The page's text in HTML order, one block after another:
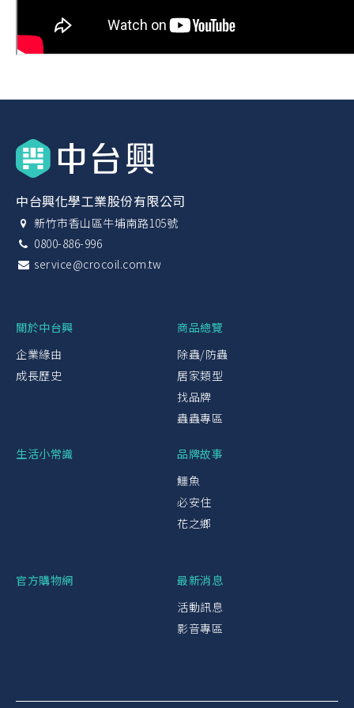
中台興化學工業股份有限公司
新竹市香山區牛埔南路105號
0800-886-996
service@crocoil.com.tw
關於中台興
企業緣由
成長歷史
商品總覽
除蟲/防蟲
居家類型
找品牌
蟲蟲專區
生活小常識
品牌故事
鱷魚
必安住
花之鄉
官方購物網
最新消息
活動訊息
影音專區